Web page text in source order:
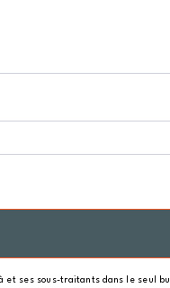
et ses sous-traitants dans le seul